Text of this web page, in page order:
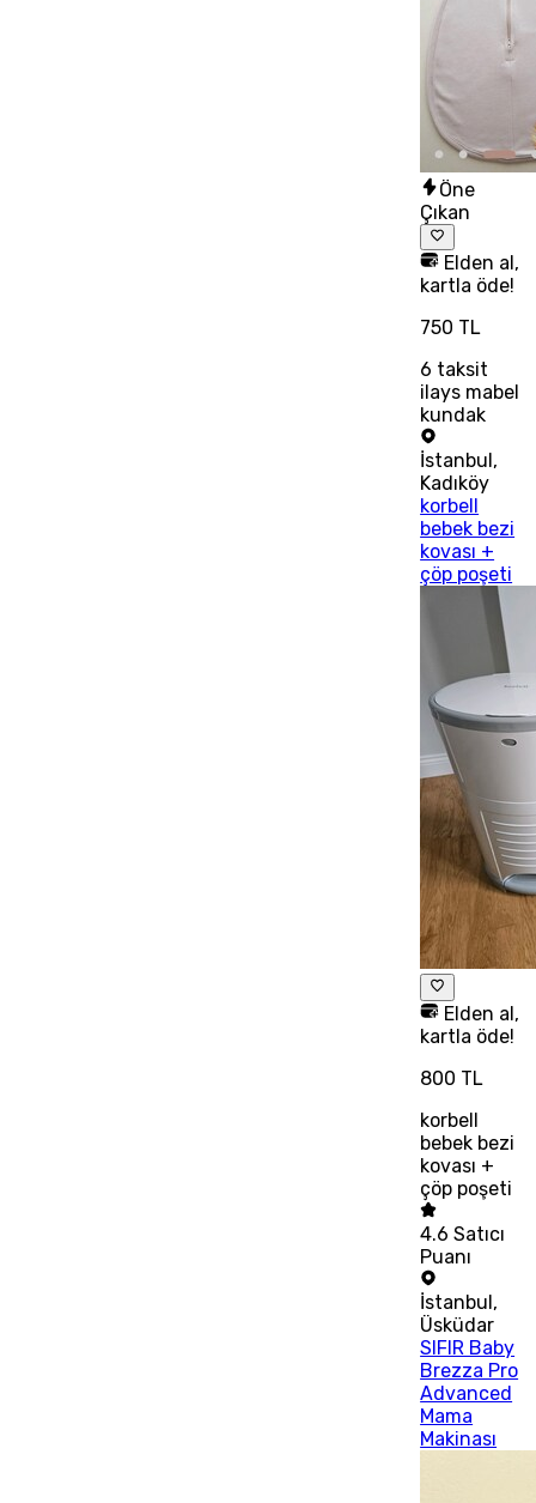
Öne
Çıkan
Elden al,
kartla öde!
750 TL
6 taksit
ilays mabel
kundak
İstanbul ,
Kadıköy
korbell
bebek bezi
kovası +
çöp poşeti
Elden al,
kartla öde!
800 TL
korbell
bebek bezi
kovası +
çöp poşeti
4.6 Satıcı
Puanı
İstanbul,
Üsküdar
SIFIR Baby
Brezza Pro
Advanced
Mama
Makinası